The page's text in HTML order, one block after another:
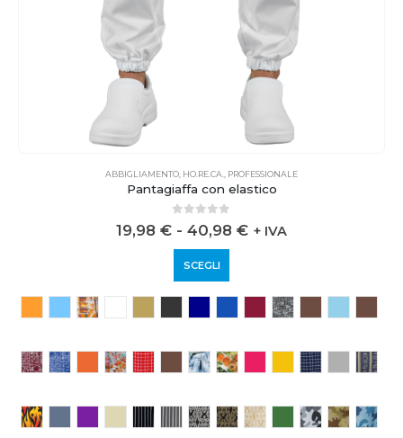
ABBIGLIAMENTO HO.RE.CA. PROFESSIONALE
Pantagiaffa con elastico
out of 5
19,98 € - 40,98 € + IVA
SCEGLI